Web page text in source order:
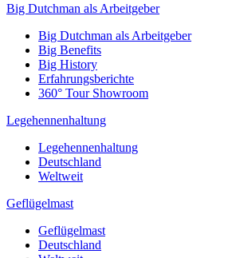
Big Dutchman als Arbeitgeber
Big Dutchman als Arbeitgeber
Big Benefits
Big History
Erfahrungsberichte
360° Tour Showroom
Legehennenhaltung
Legehennenhaltung
Deutschland
Weltweit
Geflügelmast
Geflügelmast
Deutschland